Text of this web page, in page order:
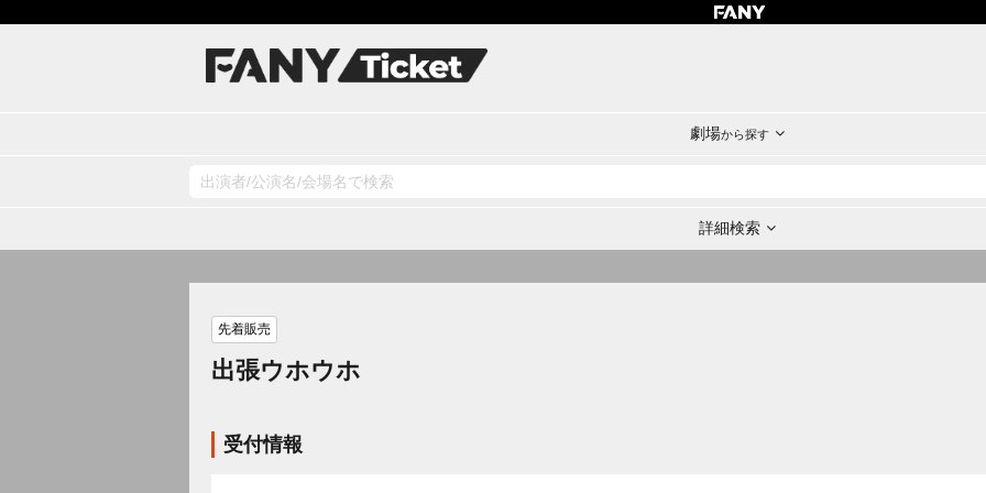
劇場から探す
詳細検索
先着販売
出張ウホウホ
受付情報